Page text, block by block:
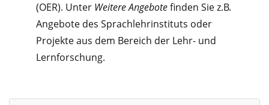
(OER). Unter Weitere Angebotefinden Sie z.B.
Angebote des Sprach­lehr­instituts oder
Projekte aus dem Bereich der Lehr- und
Lern­forschung.